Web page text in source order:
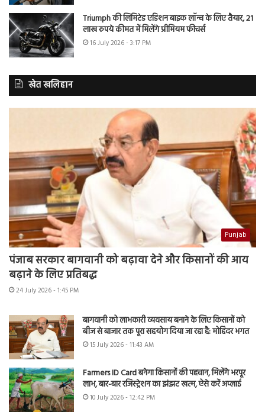
Triumph की लिमिटेड एडिशन बाइक लॉन्च के लिए तैयार, 21
लाख रुपये कीमत में मिलेंगे प्रीमियम फीचर्स
16 July 2026 - 3:17 PM
खेत खलिहान
Punjab
पंजाब सरकार बागवानी को बढ़ावा देने और किसानों की आय
बढ़ाने के लिए प्रतिबद्ध
24 July 2026 - 1:45 PM
बागवानी को लाभकारी व्यवसाय बनाने के लिए किसानों को
बीज से बाजार तक पूरा सहयोग दिया जा रहा है: मोहिंदर भगत
15 July 2026 - 11:43 AM
Farmers ID Card बनेगा किसानों की पहचान, मिलेंगे भरपूर
लाभ, बार-बार रजिस्ट्रेशन का झंझट खत्म, ऐसे करें अप्लाई
10 July 2026 - 12:42 PM